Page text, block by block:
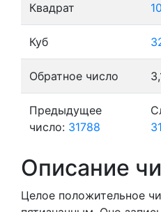
Квадрат
Куб
Обратное число
Предыдущее
число: 31788
Описание
Целое положительное